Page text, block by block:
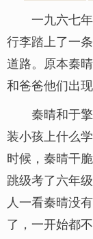
一九六七
行李踏上了一
道路。原本秦
和爸爸他们出
秦晴和于
装小孩上什么
时候，秦晴干
跳级考了六年
人一看秦晴没
了，一开始都